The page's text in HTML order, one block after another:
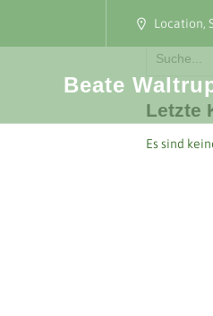
Location,
Beate
Letzte
Es sind